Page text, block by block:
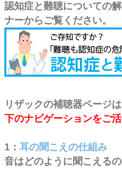
認知症と難聴についての
ナーからご覧ください。
リザックの補聴器ページは
下のナビゲーションをご活
1： 耳の聞こえの仕組み
音はどのように聞こえるの